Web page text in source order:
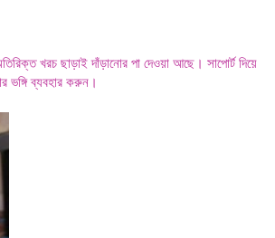
খরচ ছাড়াই দাঁড়ানোর পা দেওয়া আছে। সাপোর্ট দিয়ে
ভঙ্গি ব্যবহার করুন।